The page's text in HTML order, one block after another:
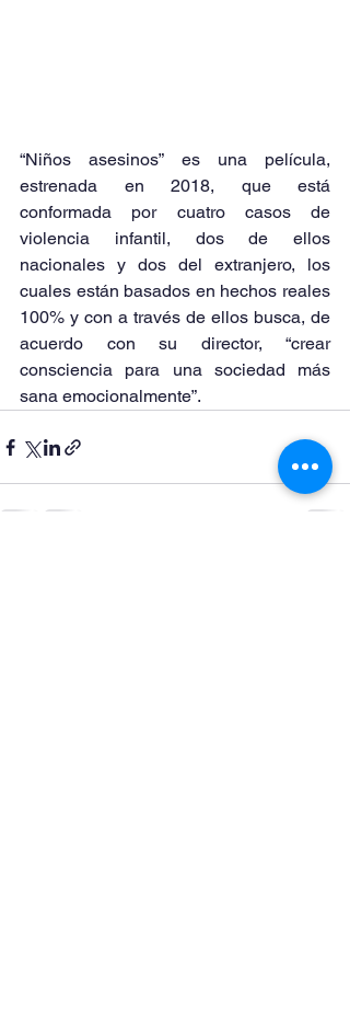
“Niños asesinos” es una película,
estrenada en 2018, que está
conformada por cuatro casos de
violencia infantil, dos de ellos
nacionales y dos del extranjero, los
cuales están basados en hechos reales
100% y con a través de ellos busca, de
acuerdo con su director, “crear
consciencia para una sociedad más
sana emocionalmente”.